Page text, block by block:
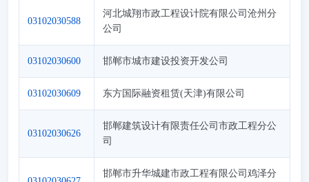
03102030588
河北城翔市政工程设计院有限公司沧州分
公司
03102030600 邯郸市城市建设投资开发公司
03102030609 东方国际融资租赁(天津)有限公司
03102030626
邯郸建筑设计有限责任公司市政工程分公
司
邯郸市升华城建市政工程有限公司鸡泽分